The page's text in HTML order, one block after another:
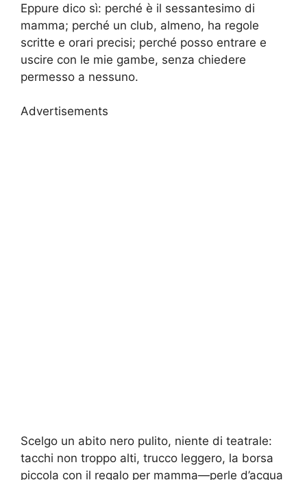
Eppure dico sì: perché è il sessantesimo di
mamma; perché un club, almeno, ha regole
scritte e orari precisi; perché posso entrare e
uscire con le mie gambe, senza chiedere
permesso a nessuno.
Advertisements
Scelgo un abito nero pulito, niente di teatrale:
tacchi non troppo alti, trucco leggero, la borsa
piccola con il regalo per mamma—perle d’acqua